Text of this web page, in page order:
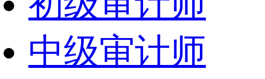
中级审计师